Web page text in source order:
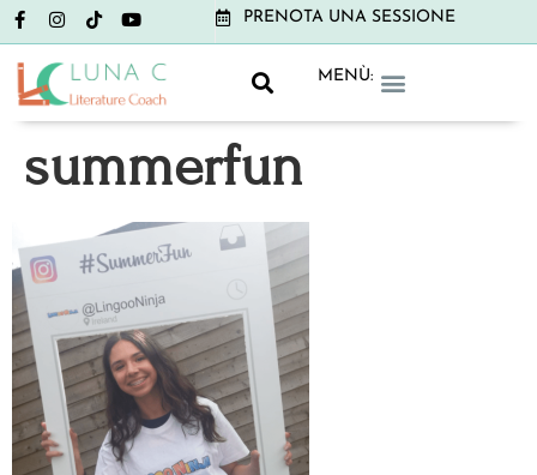
PRENOTA UNA SESSIONE
MENÙ:
summerfun